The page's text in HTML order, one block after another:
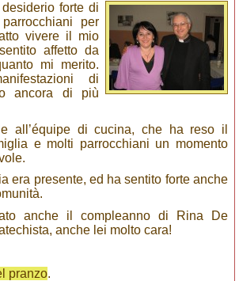
forte di
per
vivere il mio
affetto da
mi merito.
di
ancora di più
all’équipe di cucina, che ha reso il
e molti parrocchiani un momento
era presente, ed ha sentito forte anche
anche il compleanno di Rina De
anche lei molto cara!
pranzo.